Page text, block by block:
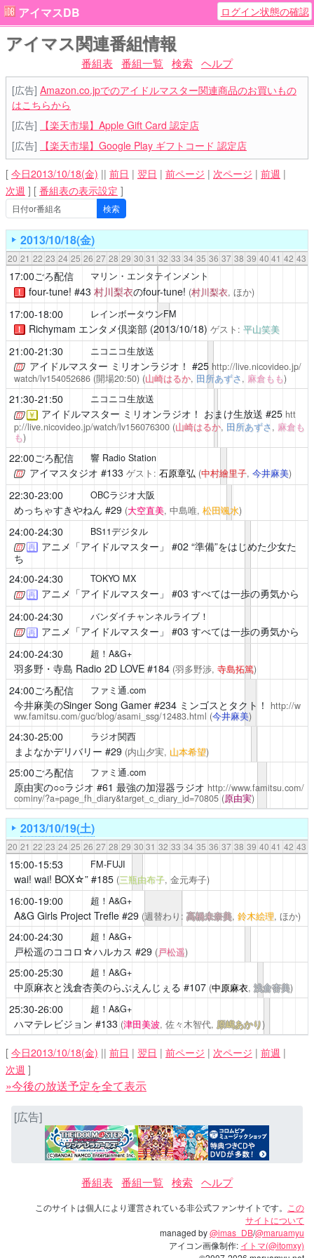
アイマスDB ログイン状態の確認
アイマス関連番組情報
番組表 番組一覧 検索 ヘルプ
[広告] Amazon.co.jpでのアイドルマスター関連商品のお買いもの
はこちらから
[広告]
【楽天市場】Apple Gift Card 認定店
[広告]
【楽天市場】Google Play ギフトコード 認定店
[ 今日2013/10/18(金) || 前日 | 翌日 | 前ページ | 次ページ | 前週 |
次週 ] [ 番組表の表示設定 ]
2013/10/18(金)
20 21 22 23 24 25 26 27 28 29 30 31 32 33 34 35 36 37 38 39 40 41 42 43
17:00ごろ配信 マリン・エンタテインメント
！ four-tune! #43 村川梨衣のfour-tune! (村川梨衣, ほか)
17:00-18:00 レインボータウンFM
！ Richymam エンタメ倶楽部 (2013/10/18) ゲスト: 平山笑美
21:00-21:30 ニコニコ生放送
アイドルマスター ミリオンラジオ！ #25 http://live.nicovideo.jp/
watch/lv154052686(開場20:50) (山崎はるか, 田所あずさ, 麻倉もも)
21:30-21:50 ニコニコ生放送
￥ アイドルマスター ミリオンラジオ！ おまけ生放送 #25 htt
p://live.nicovideo.jp/watch/lv156076300 (山崎はるか, 田所あずさ, 麻倉も
も)
22:00ごろ配信 響 Radio Station
アイマスタジオ #133 ゲスト: 石原章弘 (中村繪里子, 今井麻美)
22:30-23:00 OBCラジオ大阪
めっちゃすきやねん #29 (大空直美, 中島唯, 松田颯水)
24:00-24:30 BS11デジタル
再 アニメ「アイドルマスター」 #02 “準備”をはじめた少女た
ち
24:00-24:30
TOKYO MX
再 アニメ「アイドルマスター」 #03 すべては一歩の勇気から
24:00-24:30
バンダイチャンネルライブ！
再 アニメ「アイドルマスター」 #03 すべては一歩の勇気から
24:00-24:30
超！A&G+
羽多野・寺島 Radio 2D LOVE#184 (羽多野渉, 寺島拓篤)
24:00ごろ配信 ファミ通.com
今井麻美のSinger Song Gamer#234 ミンゴスとタクト！
http://w
ww.famitsu.com/guc/blog/asami_ssg/12483.html (今井麻美)
24:30-25:00 ラジオ関西
まよなかデリバリー #29 (内山夕実, 山本希望)
25:00ごろ配信 ファミ通.com
原由実の○○ラジオ #61 最強の加湿器ラジオ http://www.famitsu.com/
cominy/?a=page_fh_diary&target_c_diary_id=70805 (原由実)
2013/10/19(土)
20 21 22 23 24 25 26 27 28 29 30 31 32 33 34 35 36 37 38 39 40 41 42 43
15:00-15:53 FM-FUJI
wai! wai! BOX☆”#185 (三瓶由布子, 金元寿子)
16:00-19:00 超！A&G+
A&G Girls Project Trefle#29 (週替わり:高橋未奈美, 鈴木絵理, ほか)
24:00-24:30 超！A&G+
戸松遥のココロ☆ハルカス #29 (戸松遥)
25:00-25:30 超！A&G+
中原麻衣と浅倉杏美のらぶえんじぇる #107 (中原麻衣,浅倉杏美)
25:30-26:00 超！A&G+
ハマテレビジョン #133 (津田美波, 佐々木智代, 原嶋あかり)
[ 今日2013/10/18(金) || 前日 | 翌日 | 前ページ | 次ページ | 前週 |
次週 ]
»今後の放送予定を全て表示
[広告]
番組表 番組一覧 検索 ヘルプ
このサイトは個人により運営されている非公式ファンサイトです。
この
サイトについて
managed by@imas_DB/@maruamyu
アイコン画像制作: イトマ(@itomxy)